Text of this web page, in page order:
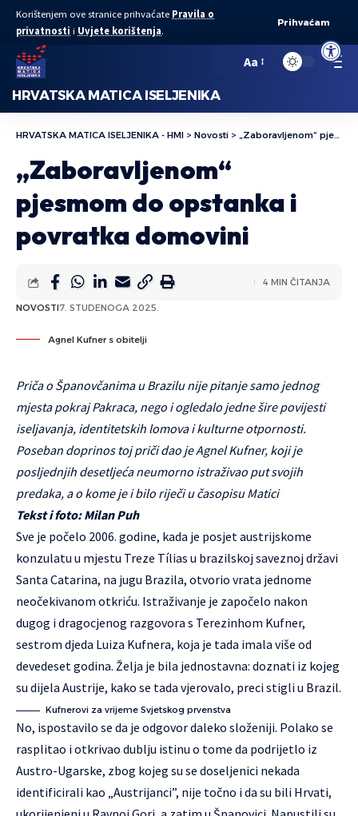
Korištenjem ove stranice prihvaćate Pravila o
privatnosti i Uvjete korištenja.
Prihvaćam
Aa
HRVATSKA MATICA ISELJENIKA
HRVATSKA MATICA ISELJENIKA - HMI > Novosti > „Zaboravljenom“ pjesmom do opstanka i povratka domovini
„Zaboravljenom“
pjesmom do opstanka i
povratka domovini
NOVOSTI7. STUDENOGA 2025.
4 MIN ČITANJA
Agnel Kufner s obitelji
Priča o Španovčanima u Brazilu nije pitanje samo jednog
mjesta pokraj Pakraca, nego i ogledalo jedne šire povijesti
iseljavanja, identitetskih lomova i kulturne otpornosti.
Poseban doprinos toj priči dao je Agnel Kufner, koji je
posljednjih desetljeća neumorno istraživao put svojih
predaka, a o kome je i bilo riječi u časopisu Matici
Tekst i foto: Milan Puh
Sve je počelo 2006. godine, kada je posjet austrijskome
konzulatu u mjestu Treze Tílias u brazilskoj saveznoj državi
Santa Catarina, na jugu Brazila, otvorio vrata jednome
neočekivanom otkriću. Istraživanje je započelo nakon
dugog i dragocjenog razgovora s Terezinhom Kufner,
sestrom djeda Luiza Kufnera, koja je tada imala više od
devedeset godina. Želja je bila jednostavna: doznati iz kojeg
su dijela Austrije, kako se tada vjerovalo, preci stigli u Brazil.
Kufnerovi za vrijeme Svjetskog prvenstva
No, ispostavilo se da je odgovor daleko složeniji. Polako se
rasplitao i otkrivao dublju istinu o tome da podrijetlo iz
Austro-Ugarske, zbog kojeg su se doseljenici nekada
identificirali kao „Austrijanci”, nije točno i da su bili Hrvati,
Open